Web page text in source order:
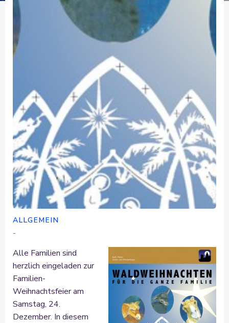
ALLGEMEIN
-
Alle Familien sind
herzlich eingeladen zur
Familien-
Weihnachtsfeier am
Samstag, 24.
Dezember. In diesem